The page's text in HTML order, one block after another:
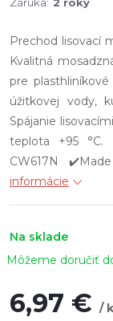
Prechod lisovací
Kvalitná
pre
úžitkovej vody,
Spájanie
teplota +95 °C.
CW617N
informácie
Na sklade
6,97 € /